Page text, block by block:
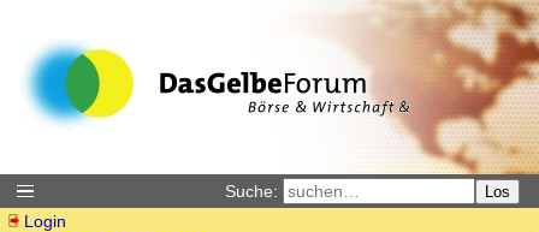
Suche: Los
Login